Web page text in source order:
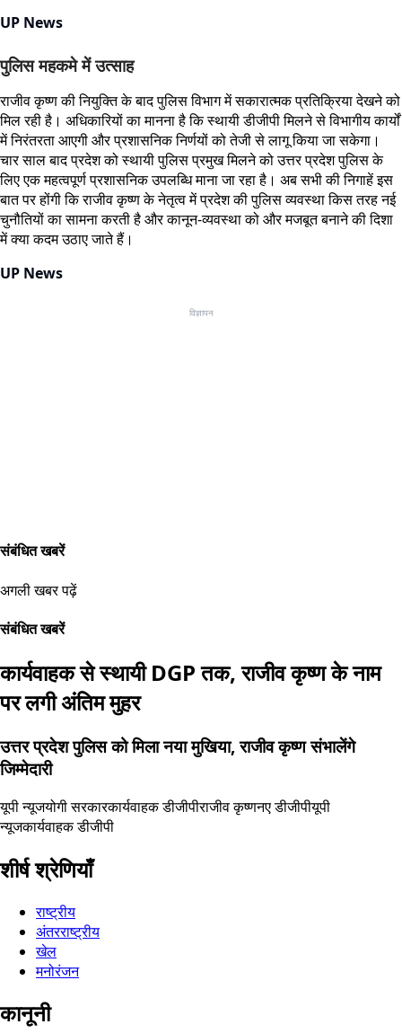
UP News
पुलिस महकमे में उत्साह
राजीव कृष्ण की नियुक्ति के बाद पुलिस विभाग में सकारात्मक प्रतिक्रिया देखने को
मिल रही है। अधिकारियों का मानना है कि स्थायी डीजीपी मिलने से विभागीय कार्यों
में निरंतरता आएगी और प्रशासनिक निर्णयों को तेजी से लागू किया जा सकेगा।
चार साल बाद प्रदेश को स्थायी पुलिस प्रमुख मिलने को उत्तर प्रदेश पुलिस के
लिए एक महत्वपूर्ण प्रशासनिक उपलब्धि माना जा रहा है। अब सभी की निगाहें इस
बात पर होंगी कि राजीव कृष्ण के नेतृत्व में प्रदेश की पुलिस व्यवस्था किस तरह नई
चुनौतियों का सामना करती है और कानून-व्यवस्था को और मजबूत बनाने की दिशा
में क्या कदम उठाए जाते हैं।
UP News
विज्ञापन
संबंधित खबरें
अगली खबर पढ़ें
संबंधित खबरें
कार्यवाहक से स्थायी DGP तक, राजीव कृष्ण के नाम
पर लगी अंतिम मुहर
उत्तर प्रदेश पुलिस को मिला नया मुखिया, राजीव कृष्ण संभालेंगे
जिम्मेदारी
यूपी न्यूजयोगी सरकारकार्यवाहक डीजीपीराजीव कृष्णनए डीजीपीयूपी
न्यूजकार्यवाहक डीजीपी
शीर्ष श्रेणियाँ
राष्ट्रीय
अंतरराष्ट्रीय
खेल
मनोरंजन
कानूनी